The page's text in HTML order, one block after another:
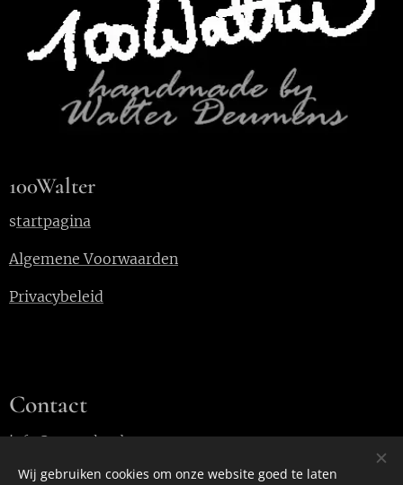
100Walter
startpagina
Algemene Voorwaarden
Privacybeleid
Contact
info@100walter.be
Wij gebruiken cookies om onze website goed te laten